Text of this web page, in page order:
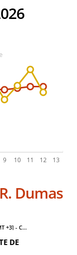
R. Dumas
- Coche
DE